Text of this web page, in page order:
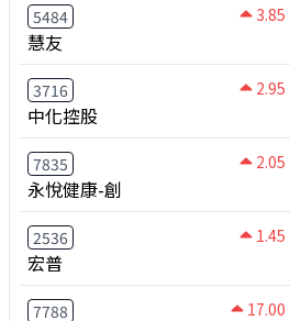
5484 3.85
慧友
3716 2.95
中化控股
7835 2.05
永悅健康-創
2536 1.45
宏普
7788 17.00